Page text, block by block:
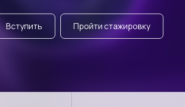
Вступить Пройти стажировку